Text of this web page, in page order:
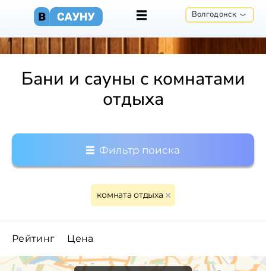
Волгодонск
Бани и сауны с комнатами
отдыха
Фильтр поиска
комната отдыха
Рейтинг Цена